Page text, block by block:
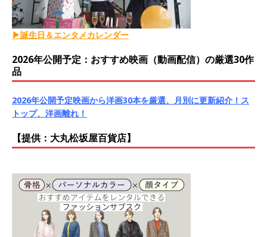
▶誕生日＆エンタメカレンダー
2026年公開予定：おすすめ映画（動画配信）の厳選30作
品
2026年公開予定映画から洋画30本を厳選、月別に更新紹介！ス
トップ、洋画離れ！
【提供：大丸松坂屋百貨店】